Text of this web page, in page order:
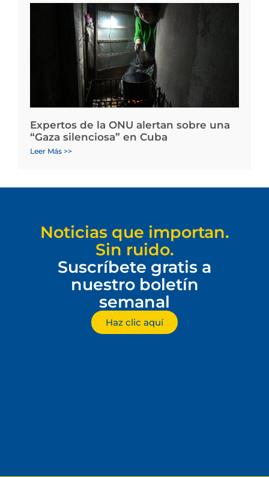
Expertos de la ONU alertan sobre una
“Gaza silenciosa” en Cuba
Leer Más >>
Noticias que importan.
Sin ruido.
Suscríbete gratis a
nuestro boletín
semanal
Haz clic aquí